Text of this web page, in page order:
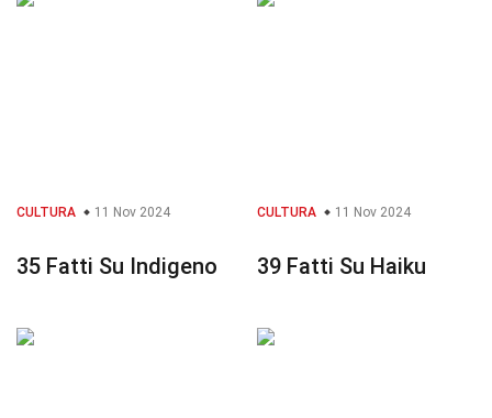
CULTURA 11 Nov 2024
35 Fatti Su Indigeno
CULTURA 11 Nov 2024
39 Fatti Su Haiku